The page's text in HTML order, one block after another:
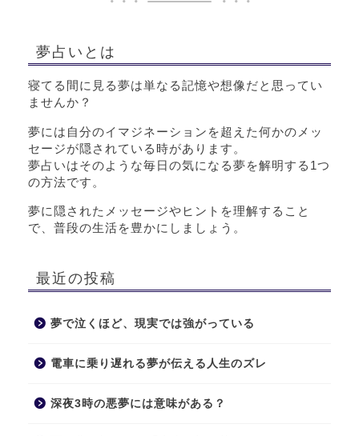
夢占いとは
寝てる間に見る夢は単なる記憶や想像だと思ってい
ませんか？
夢には自分のイマジネーションを超えた何かのメッ
セージが隠されている時があります。
夢占いはそのような毎日の気になる夢を解明する1つ
の方法です。
夢に隠されたメッセージやヒントを理解すること
で、普段の生活を豊かにしましょう。
最近の投稿
夢で泣くほど、現実では強がっている
電車に乗り遅れる夢が伝える人生のズレ
深夜3時の悪夢には意味がある？